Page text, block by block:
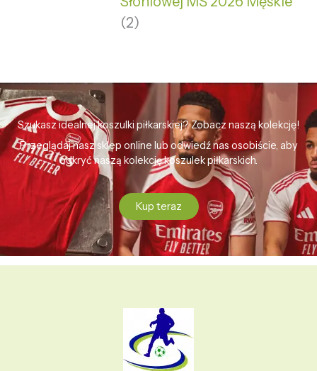
2
Szukasz idealnej koszulki piłkarskiej? Zobacz naszą kolekcję!
Przeglądaj nasz sklep online lub odwiedź nas osobiście, aby
odkryć naszą kolekcję koszulek piłkarskich.
Kup teraz